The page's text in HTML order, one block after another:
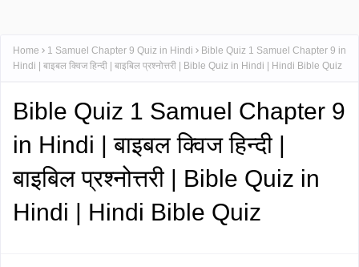
Home 1 Samuel Chapter 9 Quiz in Hindi
Bible Quiz 1 Samuel Chapter 9 in
Hindi | बाइबल क्विज हिन्दी | बाइबिल प्रश्नोत्तरी | Bible Quiz in Hindi | Hindi Bible Quiz
Bible Quiz 1 Samuel Chapter 9
in Hindi | बाइबल क्विज हिन्दी |
बाइबिल प्रश्नोत्तरी | Bible Quiz in
Hindi | Hindi Bible Quiz